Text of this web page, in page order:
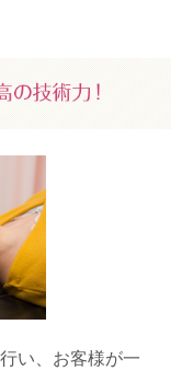
い、お客様が一